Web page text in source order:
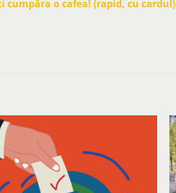
o cafea! (rapid, cu cardul)